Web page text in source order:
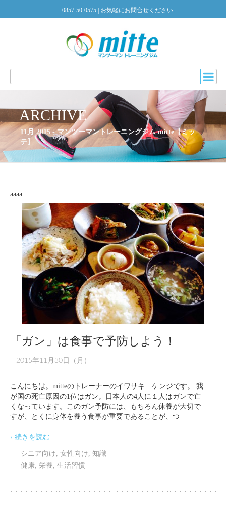
0857-50-0575 | お気軽にお問合せください
ARCHIVE
11月 2015 - マンツーマントレーニングジム mitte【ミッ
テ】
aaaa
「ガン」は食事で予防しよう！
2015年11月30日（月）
こんにちは。mitteのトレーナーのイワサキ ケンジです。 我
が国の死亡原因の1位はガン。日本人の4人に１人はガンで亡
くなっています。このガン予防には、もちろん休養が大切で
すが、とくに身体を養う食事が重要であることが、つ
› 続きを読む
シニア向け 女性向け 知識
健康 栄養 生活習慣